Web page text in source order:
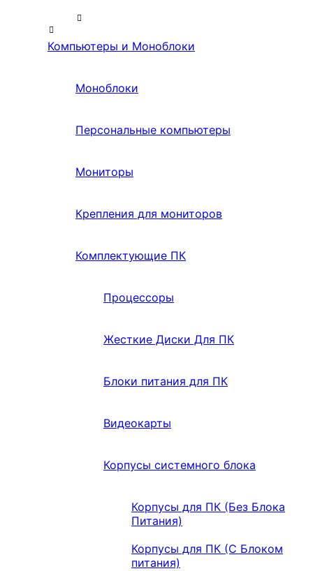
Компьютеры и Моноблоки
Моноблоки
Персональные компьютеры
Мониторы
Крепления для мониторов
Комплектующие ПК
Процессоры
Жесткие Диски Для ПК
Блоки питания для ПК
Видеокарты
Корпусы системного блока
Корпусы для ПК (Без Блока
Питания)
Корпусы для ПК (С Блоком
питания)